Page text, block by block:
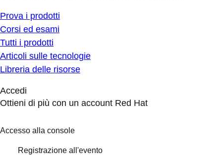
Prova i prodotti
Corsi ed esami
Tutti i prodotti
Articoli sulle tecnologie
Libreria delle risorse
Accedi
Ottieni di più con un account Red Hat
Accesso alla console
Registrazione all'evento